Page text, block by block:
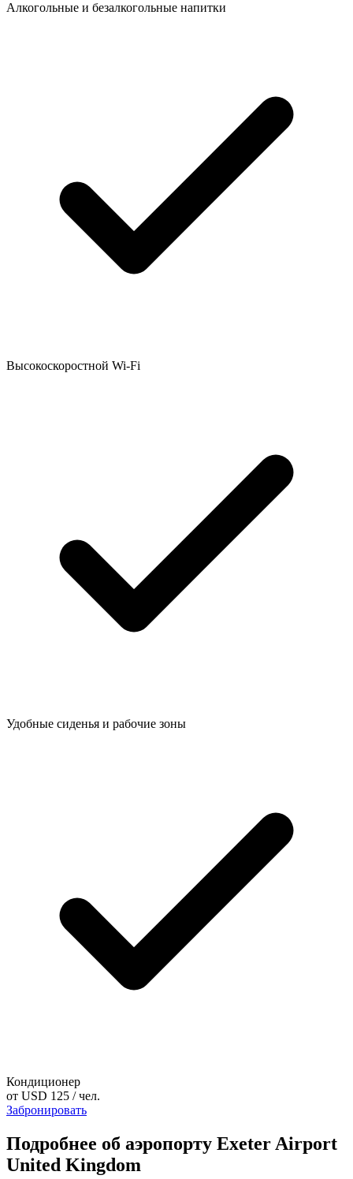
Алкогольные и безалкогольные напитки
Высокоскоростной Wi-Fi
Удобные сиденья и рабочие зоны
Кондиционер
от USD 125 / чел.
Забронировать
Подробнее об аэропорту Exeter Airport
United Kingdom